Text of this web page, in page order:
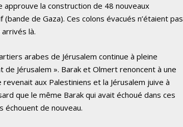
la construction de 48 nouveaux
de Gaza). Ces colons évacués n’étaient pas
là.
arabes de Jérusalem continue à pleine
Jérusalem ». Barak et Olmert renoncent à une
aux Palestiniens et la Jérusalem juive à
que le même Barak qui avait échoué dans ces
échouent de nouveau.